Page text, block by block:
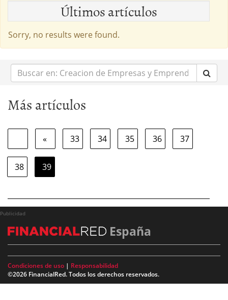
Últimos artículos
Sorry, no results were found.
Buscar
en:
Más artículos
« 33 34 35 36 37
38 39
Publicidad
España
Condiciones de uso | Responsabilidad
©2026 FinancialRed. Todos los derechos reservados.